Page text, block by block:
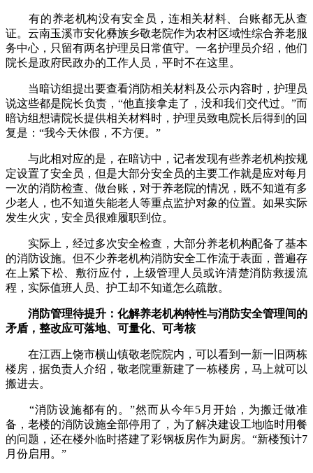
有的养老机构没有安全员，连相关材料、台账都无从查
证。云南玉溪市安化彝族乡敬老院作为农村区域性综合养老服
务中心，只留有两名护理员日常值守。一名护理员介绍，他们
院长是政府民政办的工作人员，平时不在这里。
当暗访组提出要查看消防相关材料及公示内容时，护理员
说这些都是院长负责，“他直接拿走了，没和我们交代过。”而
暗访组想请院长提供相关材料时，护理员致电院长后得到的回
复是：“我今天休假，不方便。”
与此相对应的是，在暗访中，记者发现有些养老机构按规
定设置了安全员，但是大部分安全员的主要工作就是应对每月
一次的消防检查、做台账，对于养老院的情况，既不知道有多
少老人，也不知道失能老人等重点监护对象的位置。如果实际
发生火灾，安全员很难履职到位。
实际上，经过多次安全检查，大部分养老机构配备了基本
的消防设施。但不少养老机构消防安全工作流于表面，普遍存
在上紧下松、敷衍应付，上级管理人员或许清楚消防救援流
程，实际值班人员、护工却不知道怎么疏散。
消防管理待提升：化解养老机构特性与消防安全管理间的
矛盾，整改应可落地、可量化、可考核
在江西上饶市横山镇敬老院院内，可以看到一新一旧两栋
楼房，据负责人介绍，敬老院重新建了一栋楼房，马上就可以
搬进去。
“消防设施都有的。”然而从今年5月开始，为搬迁做准
备，老楼的消防设施全部停用了，为了解决建设工地临时用餐
的问题，还在楼外临时搭建了彩钢板房作为厨房。“新楼预计7
月份启用。”